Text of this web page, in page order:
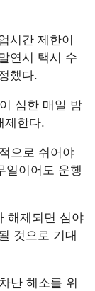
시간 제한이
연시 택시 수
했다.
심한 매일 밤
제한다.
으로 쉬어야
일이어도 운행
해제되면 심야
것으로 기대
난 해소를 위